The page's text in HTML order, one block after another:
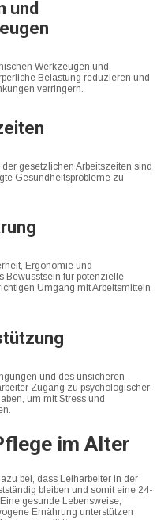
und
Werkzeugen und
Belastung reduzieren und
verringern.
gesetzlichen Arbeitszeiten sind
Gesundheitsprobleme zu
Ergonomie und
Bewusstsein für potenzielle
Umgang mit Arbeitsmitteln
und des unsicheren
Zugang zu psychologischer
um mit Stress und
im Alter
bei, dass Leiharbeiter in der
bleiben und somit eine 24-
gesunde Lebensweise,
Ernährung unterstützen